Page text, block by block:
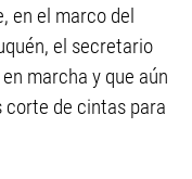
en el marco del
el secretario
marcha y que aún
corte de cintas para